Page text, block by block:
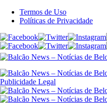
Termos de Uso
Políticas de Privacidade
Publicidade Legal